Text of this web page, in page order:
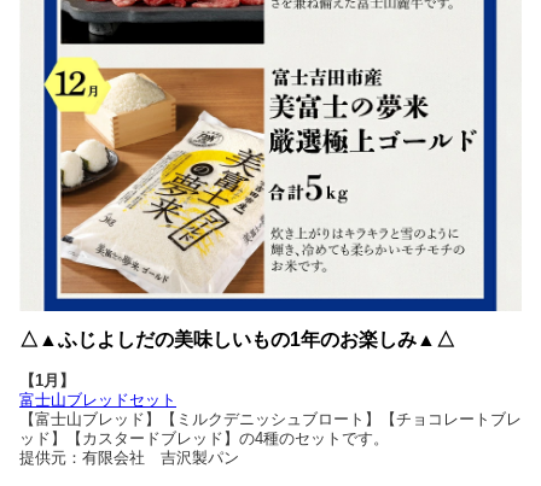
△▲ふじよしだの美味しいもの1年のお楽しみ▲△
【1月】
富士山ブレッドセット
【富士山ブレッド】【ミルクデニッシュブロート】【チョコレートブレ
ッド】【カスタードブレッド】の4種のセットです。
提供元：有限会社 吉沢製パン